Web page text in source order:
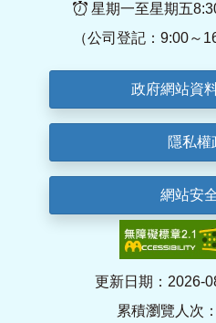
星期一至星期五
（公司登記：9:00～
政府網站資
隱私權
網站安
更新日期：2026-
累積瀏覽人次